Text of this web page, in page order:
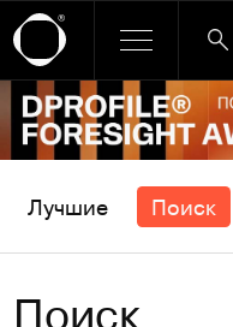
Ссылка баннера
Лучшие Поиск